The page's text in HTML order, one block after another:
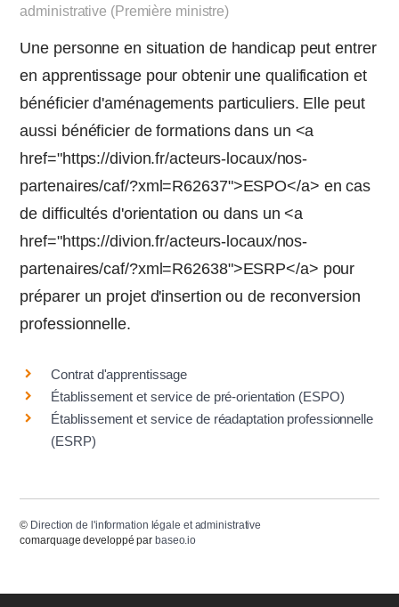
administrative (Première ministre)
Une personne en situation de handicap peut entrer
en apprentissage pour obtenir une qualification et
bénéficier d'aménagements particuliers. Elle peut
aussi bénéficier de formations dans un <a
href="https://divion.fr/acteurs-locaux/nos-
partenaires/caf/?xml=R62637">ESPO</a> en cas
de difficultés d'orientation ou dans un <a
href="https://divion.fr/acteurs-locaux/nos-
partenaires/caf/?xml=R62638">ESRP</a> pour
préparer un projet d'insertion ou de reconversion
professionnelle.
Contrat d'apprentissage
Établissement et service de pré-orientation (ESPO)
Établissement et service de réadaptation professionnelle
(ESRP)
© Direction de l'information légale et administrative
comarquage developpé par baseo.io